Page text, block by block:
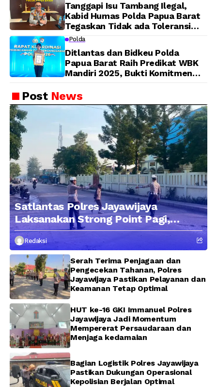
Dijadwalkan Kamis
Tanggapi Isu Tambang Ilegal,
Kabid Humas Polda Papua Barat
Tegaskan Tidak ada Toleransi
bagi Oknum Anggota
Polda
Ditlantas dan Bidkeu Polda
Papua Barat Raih Predikat WBK
Mandiri 2025, Bukti Komitmen
Berintegritas
PostNews
Satlantas Polres Jayawijaya
Laksanakan Strong Point Pagi,
Edukasi Pengendara dengan
Pendekatan Humanis
Redaksi
Serah Terima Penjagaan dan
Pengecekan Tahanan, Polres
Jayawijaya Pastikan Pelayanan dan
Keamanan Tetap Optimal
HUT ke-16 GKI Immanuel Polres
Jayawijaya Jadi Momentum
Mempererat Persaudaraan dan
Menjaga kedamaian
Bagian Logistik Polres Jayawijaya
Pastikan Dukungan Operasional
Kepolisian Berjalan Optimal